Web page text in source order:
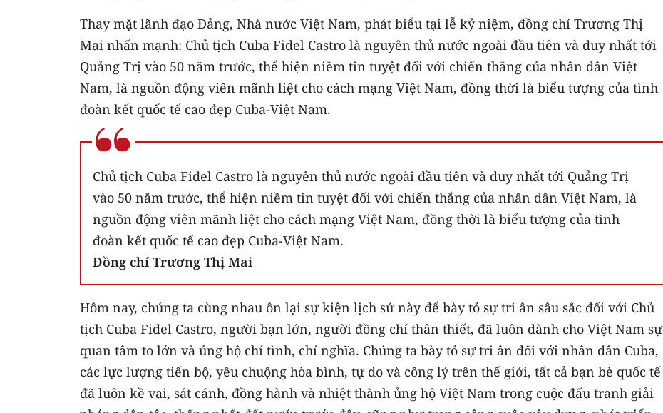
Thay mặt lãnh đạo Đảng, Nhà nước Việt Nam, phát biểu tại lễ kỷ niệm, đồng chí Trương Thị
Mai nhấn mạnh: Chủ tịch Cuba Fidel Castro là nguyên thủ nước ngoài đầu tiên và duy nhất tới
Quảng Trị vào 50 năm trước, thể hiện niềm tin tuyệt đối với chiến thắng của nhân dân Việt
Nam, là nguồn động viên mãnh liệt cho cách mạng Việt Nam, đồng thời là biểu tượng của tình
đoàn kết quốc tế cao đẹp Cuba-Việt Nam.
Chủ tịch Cuba Fidel Castro là nguyên thủ nước ngoài đầu tiên và duy nhất tới Quảng Trị
vào 50 năm trước, thể hiện niềm tin tuyệt đối với chiến thắng của nhân dân Việt Nam, là
nguồn động viên mãnh liệt cho cách mạng Việt Nam, đồng thời là biểu tượng của tình
đoàn kết quốc tế cao đẹp Cuba-Việt Nam.
Đồng chí Trương Thị Mai
Hôm nay, chúng ta cùng nhau ôn lại sự kiện lịch sử này để bày tỏ sự tri ân sâu sắc đối với Chủ
tịch Cuba Fidel Castro, người bạn lớn, người đồng chí thân thiết, đã luôn dành cho Việt Nam sự
quan tâm to lớn và ủng hộ chí tình, chí nghĩa. Chúng ta bày tỏ sự tri ân đối với nhân dân Cuba,
các lực lượng tiến bộ, yêu chuộng hòa bình, tự do và công lý trên thế giới, tất cả bạn bè quốc tế
đã luôn kề vai, sát cánh, đồng hành và nhiệt thành ủng hộ Việt Nam trong cuộc đấu tranh giải